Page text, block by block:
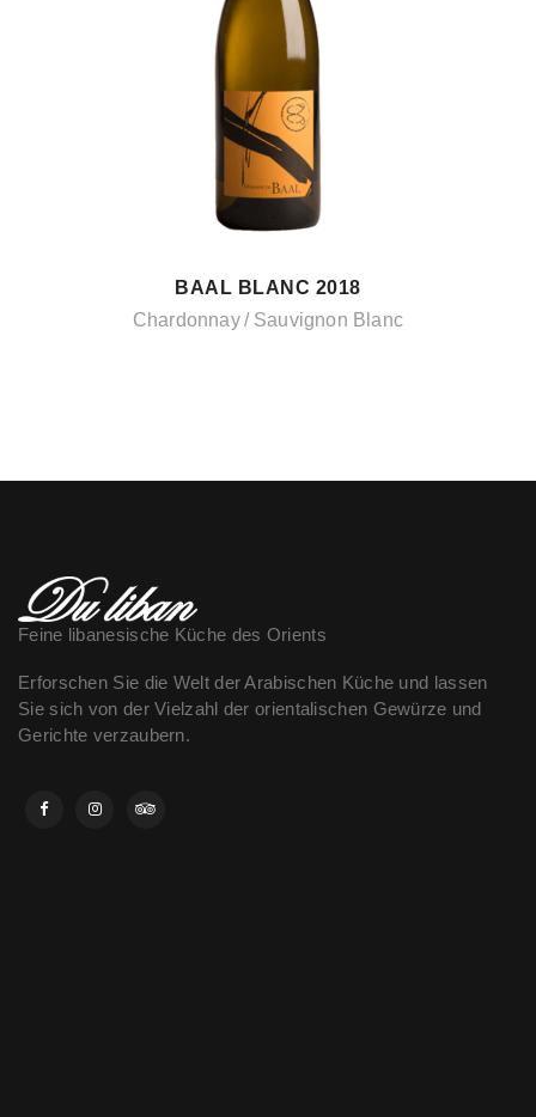
BAAL BLANC 2018
Chardonnay
Sauvignon Blanc
Feine libanesische Küche des Orients
Erforschen Sie die Welt der Arabischen Küche und lassen
Sie sich von der Vielzahl der orientalischen Gewürze und
Gerichte verzaubern.